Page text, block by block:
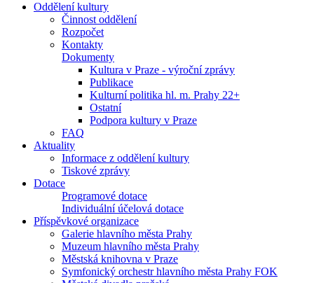
Oddělení kultury
Činnost oddělení
Rozpočet
Kontakty
Dokumenty
Kultura v Praze - výroční zprávy
Publikace
Kulturní politika hl. m. Prahy 22+
Ostatní
Podpora kultury v Praze
FAQ
Aktuality
Informace z oddělení kultury
Tiskové zprávy
Dotace
Programové dotace
Individuální účelová dotace
Příspěvkové organizace
Galerie hlavního města Prahy
Muzeum hlavního města Prahy
Městská knihovna v Praze
Symfonický orchestr hlavního města Prahy FOK